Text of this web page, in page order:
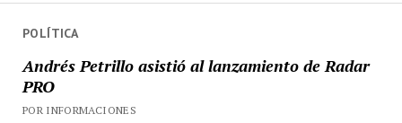
POLÍTICA
Andrés Petrillo asistió al lanzamiento de Radar
PRO
POR INFORMACIONES